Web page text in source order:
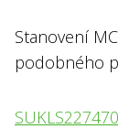
Stanovení
podobného